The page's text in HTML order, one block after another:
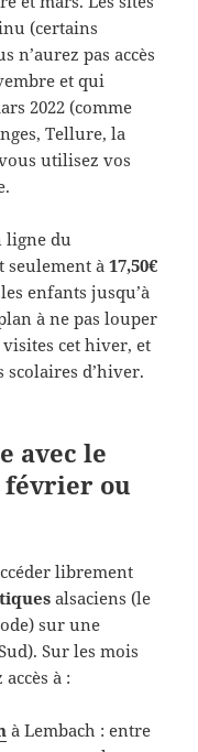
(certains
n’aurez pas accès
et qui
2022 (comme
Tellure, la
utilisez vos
ligne du
seulement à17,50€
enfants jusqu’à
à ne pas louper
cet hiver, et
scolaires d’hiver.
avec le
février ou
librement
alsaciens (le
sur une
Sur les mois
à :
à Lembach : entre